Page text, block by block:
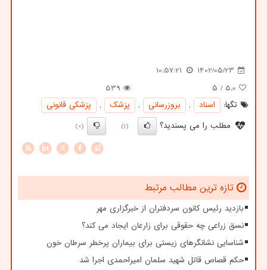
1402/05/23
10:57:21
5.0 / ۵
539
تگها:
اسناد , بروزرسانی , پزشك ,
پزشكی قانونی
مطلب را می پسندید؟
(1)
(0)
X
تازه ترین مطالب مرتبط
بازدید رئیس کانون سردفتران از خبرگزاری مهر
نسق زراعی چه حقوقی برای زارعان ایجاد می کند؟
شناسایی نشانگرهای زیستی برای بیماران پرخطر سرطان خون
حکم قصاص قاتل شهید سلمان امیراحمدی اجرا شد